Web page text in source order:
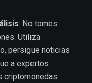
: No tomes
Utiliza
persigue noticias
a expertos
criptomonedas.